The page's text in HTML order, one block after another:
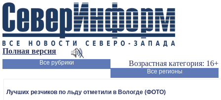
Полная версия
Возрастная категория: 16+
Все рубрики
Все регионы
Лучших резчиков по льду отметили в Вологде (ФОТО)